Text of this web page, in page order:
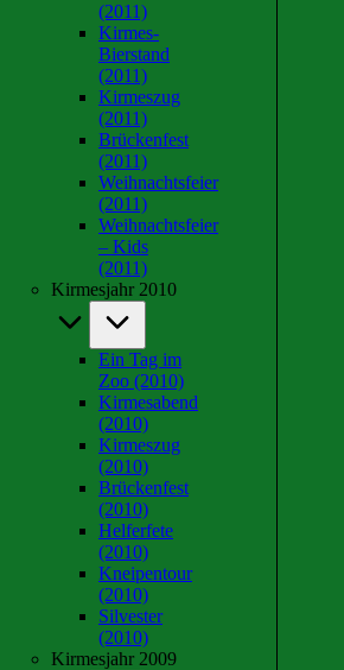
(2011)
Kirmes-
Bierstand
(2011)
Kirmeszug
(2011)
Brückenfest
(2011)
Weihnachtsfeier
(2011)
Weihnachtsfeier
– Kids
(2011)
Kirmesjahr 2010
Ein Tag im
Zoo (2010)
Kirmesabend
(2010)
Kirmeszug
(2010)
Brückenfest
(2010)
Helferfete
(2010)
Kneipentour
(2010)
Silvester
(2010)
Kirmesjahr 2009